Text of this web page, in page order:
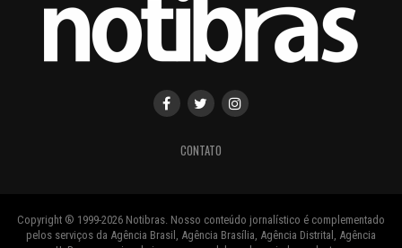
CONTATO
Copyright ® 1999-2026 Notibras. Nosso conteúdo jornalístico é complementado
pelos serviços da Agência Brasil, Agência Brasília, Agência Distrital, Agência